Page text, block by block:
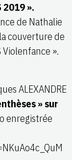
2019 ».
de Nathalie
couverture de
».
ALEXANDRE
» sur
enregistrée